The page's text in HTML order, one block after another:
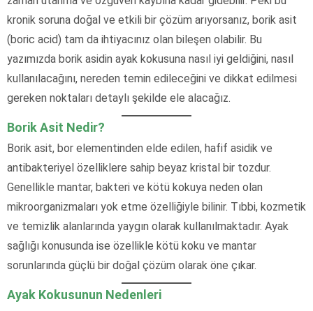
kronik soruna doğal ve etkili bir çözüm arıyorsanız, borik asit
(boric acid) tam da ihtiyacınız olan bileşen olabilir. Bu
yazımızda borik asidin ayak kokusuna nasıl iyi geldiğini, nasıl
kullanılacağını, nereden temin edileceğini ve dikkat edilmesi
gereken noktaları detaylı şekilde ele alacağız.
Borik Asit Nedir?
Borik asit, bor elementinden elde edilen, hafif asidik ve
antibakteriyel özelliklere sahip beyaz kristal bir tozdur.
Genellikle mantar, bakteri ve kötü kokuya neden olan
mikroorganizmaları yok etme özelliğiyle bilinir. Tıbbi, kozmetik
ve temizlik alanlarında yaygın olarak kullanılmaktadır. Ayak
sağlığı konusunda ise özellikle kötü koku ve mantar
sorunlarında güçlü bir doğal çözüm olarak öne çıkar.
Ayak Kokusunun Nedenleri